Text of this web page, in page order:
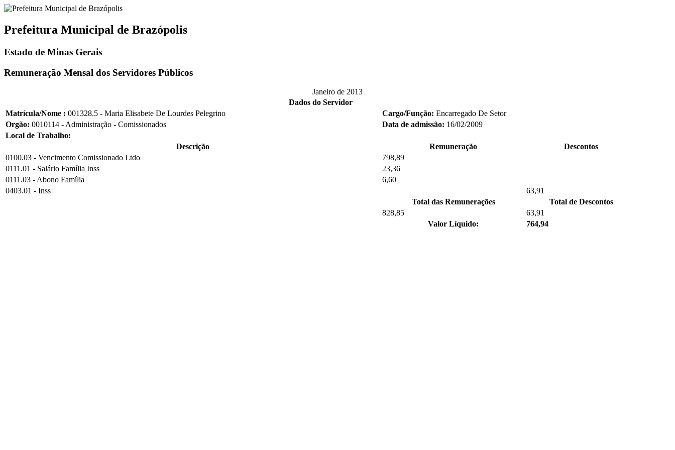
Prefeitura Municipal de Brazópolis
Estado de Minas Gerais
Remuneração Mensal dos Servidores Públicos
Janeiro de 2013
Dados do Servidor
Matrícula/Nome : 001328.5 - Maria Elisabete De Lourdes Pelegrino Cargo/Função: Encarregado De Setor
Orgão: 0010114 - Administração - Comissionados Data de admissão: 16/02/2009
Local de Trabalho:
Descrição
Remuneração
Descontos
0100.03 - Vencimento Comissionado Ltdo
798,89
0111.01 - Salário Família Inss
23,36
0111.03 - Abono Família
6,60
0403.01 - Inss
63,91
Total das Remunerações
Total de Descontos
828,85
63,91
Valor Líquido:
764,94